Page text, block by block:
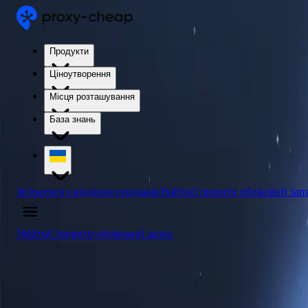
Продукти
Ціноутворення
Місця розташування
База знань
Зв'язатися з відділом продажівУвійтиСтворити обліковий
УвійтиСтворити обліковий запис
Купити проксі-сервери Коста-Рики